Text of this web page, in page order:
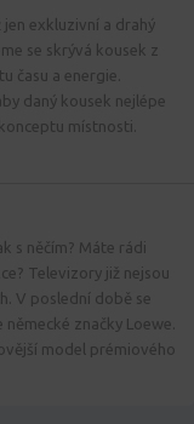
jen exkluzivní a drahý
se skrývá kousek z
času a energie.
daný kousek nejlépe
místnosti.
s něčím? Máte rádi
Televizory již nejsou
V poslední době se
značky Loewe.
model prémiového